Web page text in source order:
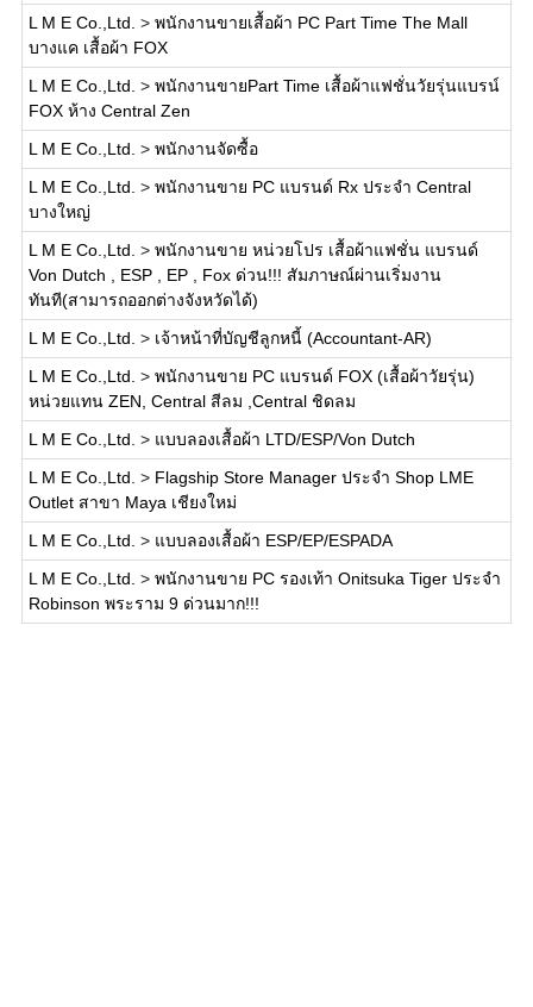
L M E Co.,Ltd. > พนักงานขายเสื้อผ้า PC Part Time The Mall
บางแค เสื้อผ้า FOX
L M E Co.,Ltd. > พนักงานขายPart Time เสื้อผ้าแฟชั่นวัยรุ่นแบรน์
FOX ห้าง Central Zen
L M E Co.,Ltd. > พนักงานจัดซื้อ
L M E Co.,Ltd. > พนักงานขาย PC แบรนด์ Rx ประจำ Central
บางใหญ่
L M E Co.,Ltd. > พนักงานขาย หน่วยโปร เสื้อผ้าแฟชั่น แบรนด์
Von Dutch , ESP , EP , Fox ด่วน!!! สัมภาษณ์ผ่านเริ่มงาน
ทันที(สามารถออกต่างจังหวัดได้)
L M E Co.,Ltd. > เจ้าหน้าที่บัญชีลูกหนี้ (Accountant-AR)
L M E Co.,Ltd. > พนักงานขาย PC แบรนด์ FOX (เสื้อผ้าวัยรุ่น)
หน่วยแทน ZEN, Central สีลม ,Central ชิดลม
L M E Co.,Ltd. > แบบลองเสื้อผ้า LTD/ESP/Von Dutch
L M E Co.,Ltd. > Flagship Store Manager ประจำ Shop LME
Outlet สาขา Maya เชียงใหม่
L M E Co.,Ltd. > แบบลองเสื้อผ้า ESP/EP/ESPADA
L M E Co.,Ltd. > พนักงานขาย PC รองเท้า Onitsuka Tiger ประจำ
Robinson พระราม 9 ด่วนมาก!!!